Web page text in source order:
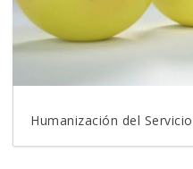
Humanización del